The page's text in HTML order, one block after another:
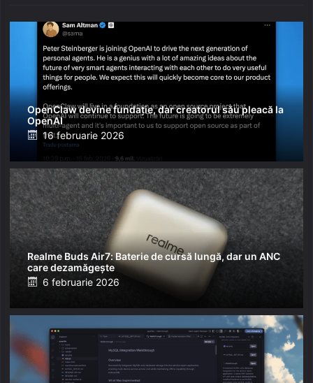
OpenClaw devine fundație, dar creatorul său pleacă la
OpenAI
Posted
16 februarie 2026
Realme Buds Air7: Baterie de cursă lungă, dar un ANC
care dezamăgește
Posted
6 februarie 2026